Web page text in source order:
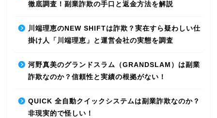
徹底調査！副業詐欺の手口と返金方法を解説
川端理恵のNEW SHIFTは詐欺？実在すら疑わしい仕
掛け人「川端理恵」と運営会社の実態を調査
河野真美のグランドスラム（GRANDSLAM）は副業
詐欺なのか？信頼性と実績の根拠がない！
QUICK 全自動クイックシステムは副業詐欺なのか？
非現実的で怪しい！